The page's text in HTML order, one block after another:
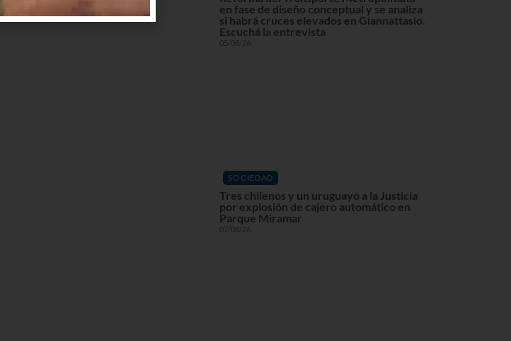
en fase de diseño conceptual y se analiza
si habrá cruces elevados en Giannattasio.
Escuchá la entrevista
05/08/26
SOCIEDAD
Tres chilenos y un uruguayo a la Justicia
por explosión de cajero automático en
Parque Miramar
07/08/26